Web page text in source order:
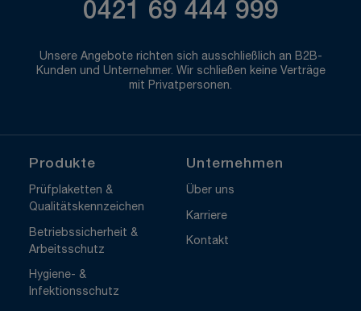
0421 69 444 999
Unsere Angebote richten sich ausschließlich an B2B-
Kunden und Unternehmer. Wir schließen keine Verträge
mit Privatpersonen.
Produkte
Prüfplaketten &
Qualitätskennzeichen
Betriebssicherheit &
Arbeitsschutz
Hygiene- &
Infektionsschutz
Unternehmen
Über uns
Karriere
Kontakt